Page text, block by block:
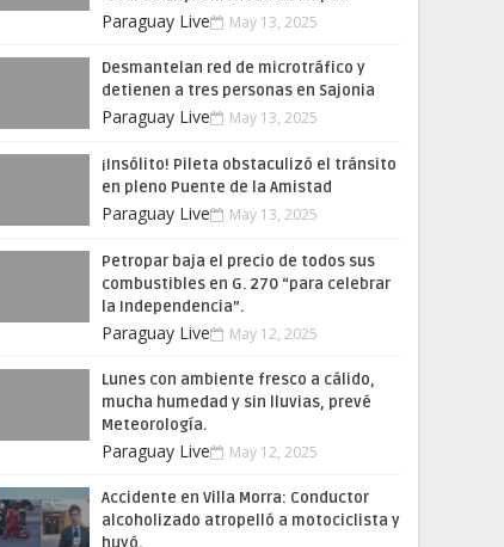
Paraguay Live May 13, 2025
Desmantelan red de microtráfico y
detienen a tres personas en Sajonia
Paraguay Live May 13, 2025
¡Insólito! Pileta obstaculizó el tránsito
en pleno Puente de la Amistad
Paraguay Live May 13, 2025
Petropar baja el precio de todos sus
combustibles en G. 270 “para celebrar
la Independencia”.
Paraguay Live May 12, 2025
Lunes con ambiente fresco a cálido,
mucha humedad y sin lluvias, prevé
Meteorología.
Paraguay Live May 12, 2025
Accidente en Villa Morra: Conductor
alcoholizado atropelló a motociclista y